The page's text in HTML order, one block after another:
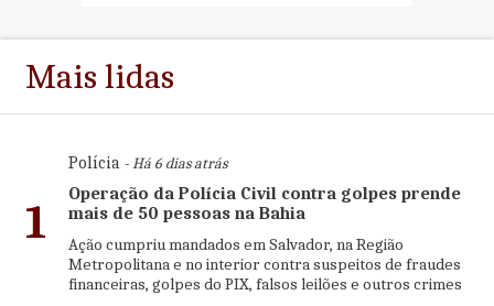
Mais lidas
1
Polícia- Há 6 dias atrás
Operação da Polícia Civil contra golpes prende
mais de 50 pessoas na Bahia
Ação cumpriu mandados em Salvador, na Região
Metropolitana e no interior contra suspeitos de fraudes
financeiras, golpes do PIX, falsos leilões e outros crimes